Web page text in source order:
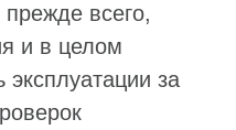
всего,
и в целом
эксплуатации за